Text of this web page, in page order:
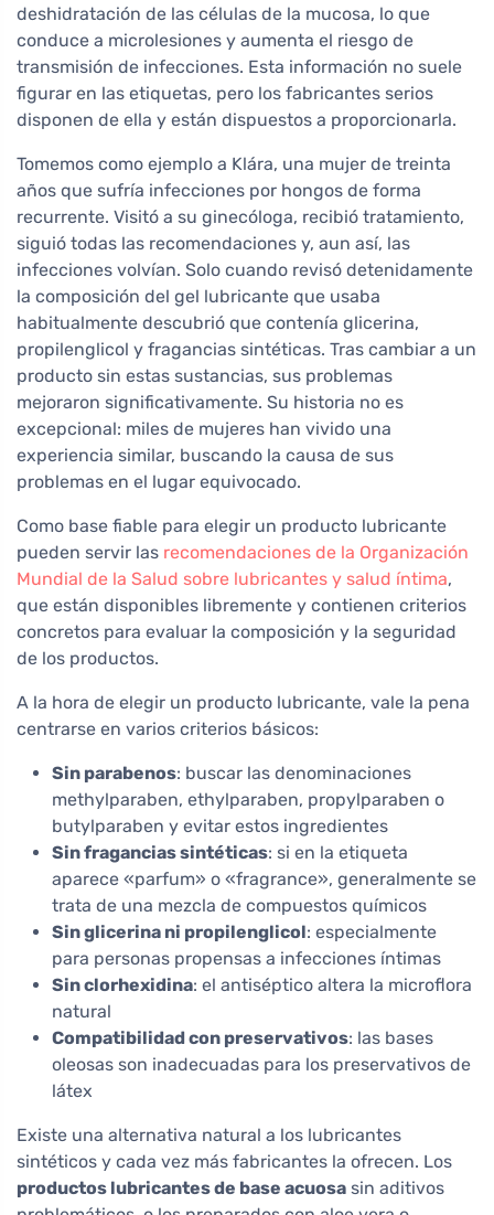
deshidratación de las células de la mucosa, lo que
conduce a microlesiones y aumenta el riesgo de
transmisión de infecciones. Esta información no suele
figurar en las etiquetas, pero los fabricantes serios
disponen de ella y están dispuestos a proporcionarla.
Tomemos como ejemplo a Klára, una mujer de treinta
años que sufría infecciones por hongos de forma
recurrente. Visitó a su ginecóloga, recibió tratamiento,
siguió todas las recomendaciones y, aun así, las
infecciones volvían. Solo cuando revisó detenidamente
la composición del gel lubricante que usaba
habitualmente descubrió que contenía glicerina,
propilenglicol y fragancias sintéticas. Tras cambiar a un
producto sin estas sustancias, sus problemas
mejoraron significativamente. Su historia no es
excepcional: miles de mujeres han vivido una
experiencia similar, buscando la causa de sus
problemas en el lugar equivocado.
Como base fiable para elegir un producto lubricante
pueden servir las recomendaciones de la Organización
Mundial de la Salud sobre lubricantes y salud íntima,
que están disponibles libremente y contienen criterios
concretos para evaluar la composición y la seguridad
de los productos.
A la hora de elegir un producto lubricante, vale la pena
centrarse en varios criterios básicos:
Sin parabenos: buscar las denominaciones
methylparaben, ethylparaben, propylparaben o
butylparaben y evitar estos ingredientes
Sin fragancias sintéticas: si en la etiqueta
aparece «parfum» o «fragrance», generalmente se
trata de una mezcla de compuestos químicos
Sin glicerina ni propilenglicol: especialmente
para personas propensas a infecciones íntimas
Sin clorhexidina: el antiséptico altera la microflora
natural
Compatibilidad con preservativos: las bases
oleosas son inadecuadas para los preservativos de
látex
Existe una alternativa natural a los lubricantes
sintéticos y cada vez más fabricantes la ofrecen. Los
productos lubricantes de base acuosa sin aditivos